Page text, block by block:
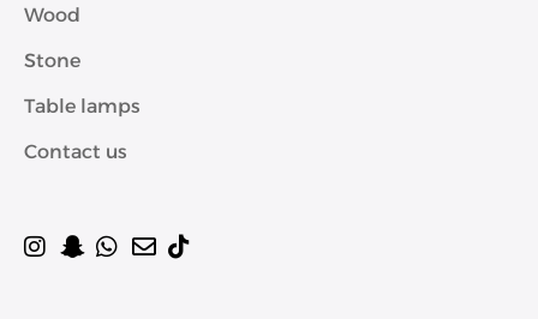
Wood
Stone
Table lamps
Contact us